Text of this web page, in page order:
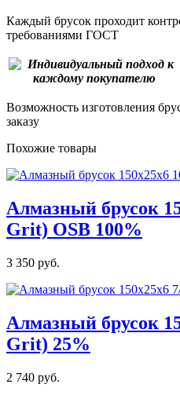
Каждый брусок проходит
требованиями ГОСТ
Возможность изготовления
заказу
Похожие товары
Алмазный брусок
Grit) OSB 100%
3 350 руб.
Алмазный брусок
Grit) 25%
2 740 руб.